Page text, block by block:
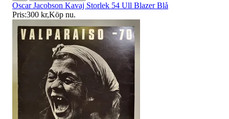
Oscar Jacobson Kavaj Storlek 54 Ull Blazer Blå
Pris:300 kr,Köp nu.